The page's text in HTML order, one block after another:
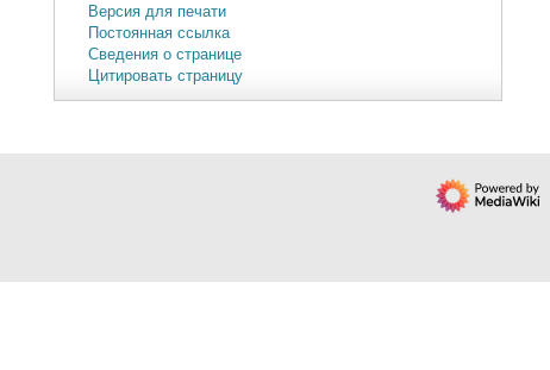
Версия для печати
Постоянная ссылка
Сведения о странице
Цитировать страницу